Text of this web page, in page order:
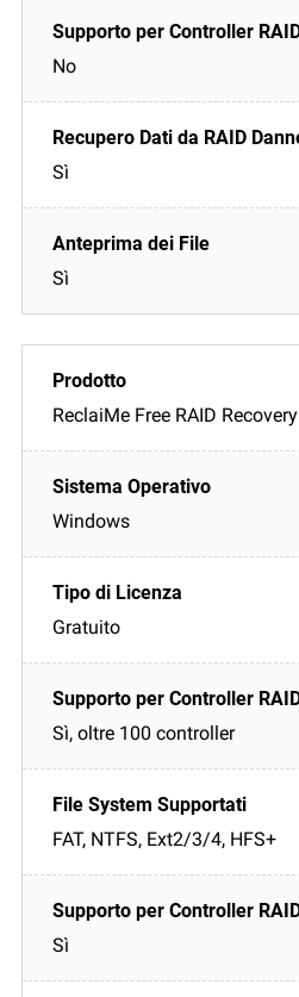
No
Sì
Sì
ReclaiMe Free RAID Recovery
Windows
Gratuito
Sì, oltre 100 controller
FAT, NTFS, Ext2/3/4, HFS+
Sì